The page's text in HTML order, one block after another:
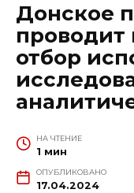
Донское
проводит
отбор
НА ЧТЕНИЕ
1 мин
ОПУБЛИКОВАНО
17.04.2024